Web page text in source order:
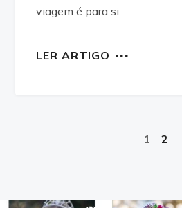
viagem é para si.
LER ARTIGO
1 2